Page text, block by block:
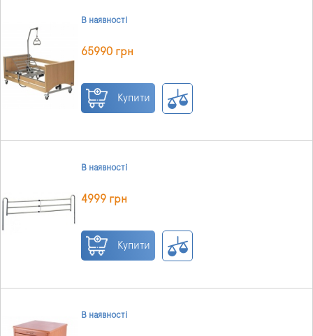
В наявності
65990 грн
Купити
В наявності
4999 грн
Купити
В наявності